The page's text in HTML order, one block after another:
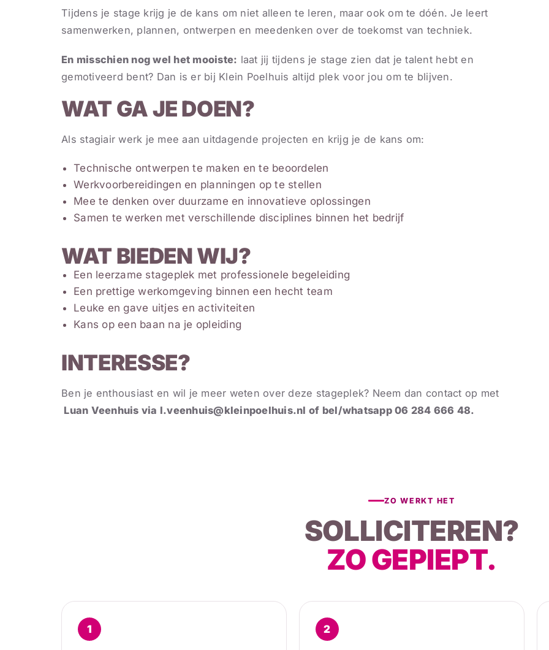
Tijdens je stage krijg je de kans om niet alleen te leren, maar ook om te dóén. Je leert
samenwerken, plannen, ontwerpen en meedenken over de toekomst van techniek.
En misschien nog wel het mooiste: laat jij tijdens je stage zien dat je talent hebt en
gemotiveerd bent? Dan is er bij Klein Poelhuis altijd plek voor jou om te blijven.
WAT GA JE DOEN?
Als stagiair werk je mee aan uitdagende projecten en krijg je de kans om:
Technische ontwerpen te maken en te beoordelen
Werkvoorbereidingen en planningen op te stellen
Mee te denken over duurzame en innovatieve oplossingen
Samen te werken met verschillende disciplines binnen het bedrijf
WAT BIEDEN WIJ?
Een leerzame stageplek met professionele begeleiding
Een prettige werkomgeving binnen een hecht team
Leuke en gave uitjes en activiteiten
Kans op een baan na je opleiding
INTERESSE?
Ben je enthousiast en wil je meer weten over deze stageplek? Neem dan contact op met
Luan Veenhuis via l.veenhuis@kleinpoelhuis.nl of bel/whatsapp 06 284 666 48.
ZO WERKT HET
SOLLICITEREN?
ZO GEPIEPT.
1 2